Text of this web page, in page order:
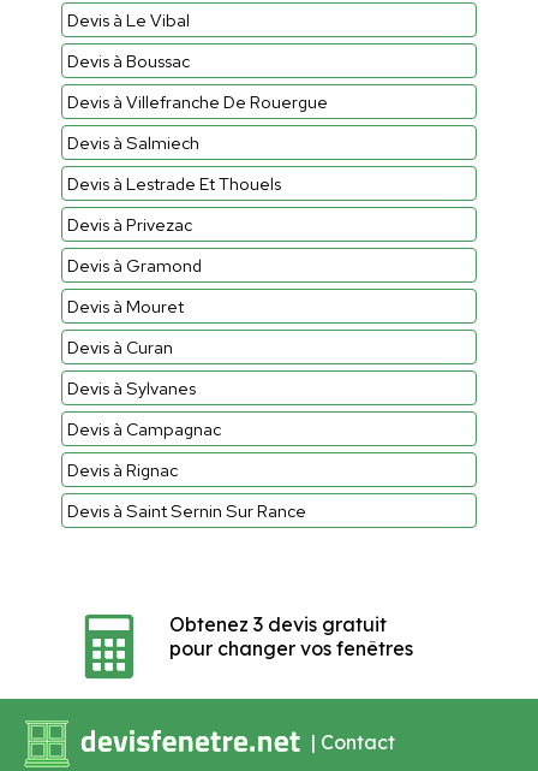
Devis à Le Vibal
Devis à Boussac
Devis à Villefranche De Rouergue
Devis à Salmiech
Devis à Lestrade Et Thouels
Devis à Privezac
Devis à Gramond
Devis à Mouret
Devis à Curan
Devis à Sylvanes
Devis à Campagnac
Devis à Rignac
Devis à Saint Sernin Sur Rance
Obtenez 3 devis gratuit
pour changer vos fenêtres
| Contact